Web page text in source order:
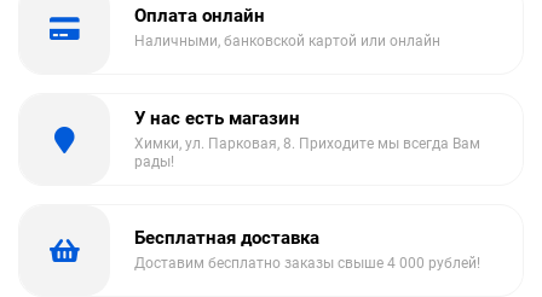
Оплата онлайн
Наличными, банковской картой или онлайн
У нас есть магазин
Химки, ул. Парковая, 8. Приходите мы всегда Вам
рады!
Бесплатная доставка
Доставим бесплатно заказы свыше 4 000 рублей!